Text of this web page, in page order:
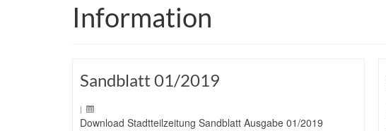
Information
Sandblatt 01/2019
|
Download Stadtteilzeitung Sandblatt Ausgabe 01/2019